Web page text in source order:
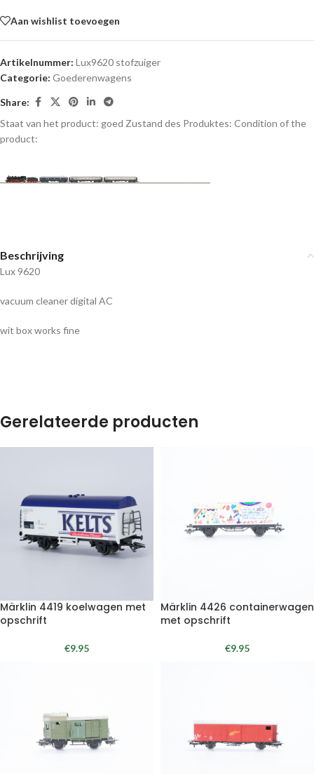
Aan wishlist toevoegen
Artikelnummer: Lux9620 stofzuiger
Categorie: Goederenwagens
Share:
Staat van het product: goed Zustand des Produktes: Condition of the
product:
Beschrijving
Lux 9620
vacuum cleaner digital AC
wit box works fine
Gerelateerde producten
Märklin 4419 koelwagen met
opschrift
€9.95
Märklin 4426 containerwagen
met opschrift
€9.95